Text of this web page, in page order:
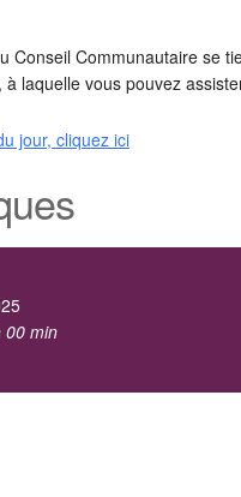
Conseil Communautaire se
à laquelle vous pouvez
jour, cliquez ici
00 min